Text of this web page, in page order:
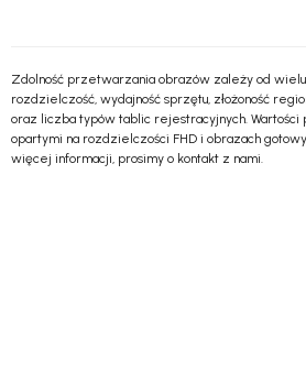
Zdolność przetwarzania obrazów zależy od
rozdzielczość, wydajność sprzętu, złożoność
oraz liczba typów tablic rejestracyjnych.
opartymi na rozdzielczości FHD i obrazach
więcej informacji, prosimy o kontakt z nami.